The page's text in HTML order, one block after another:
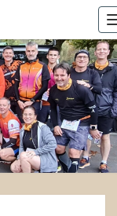
LES